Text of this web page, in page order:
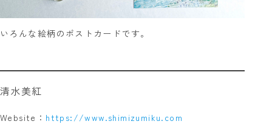
いろんな絵柄のポストカードです。
清水美紅
Website： https://www.shimizumiku.com